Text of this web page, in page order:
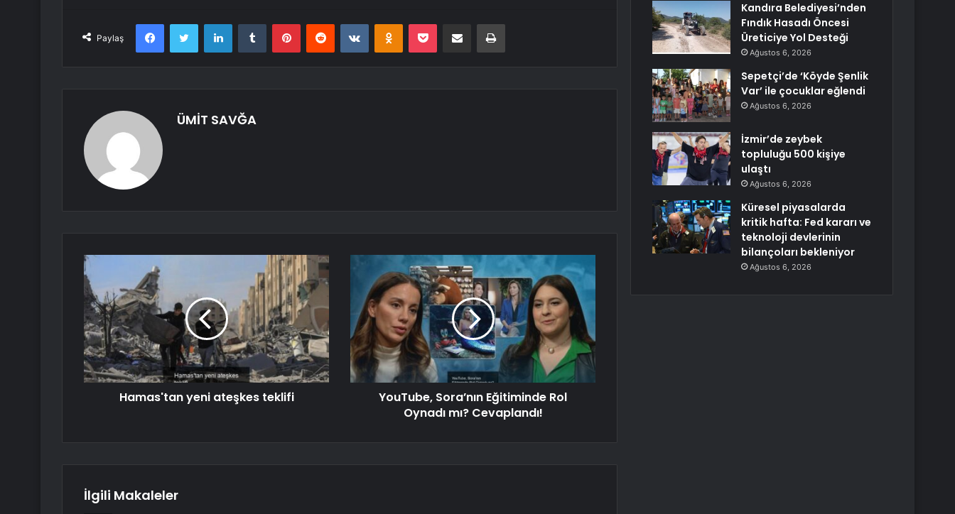
Paylaş
FacebookTwitter LinkedInTumblr PinterestReddit VKontakteOdnoklassniki
Pocket E-Posta ile paylaş Yazdır
ÜMİT SAVĞA
Hamas'tan yeni ateşkes teklifi
YouTube, Sora’nın Eğitiminde Rol
Oynadı mı? Cevaplandı!
İlgili Makaleler
Kandıra Belediyesi’nden
Fındık Hasadı Öncesi
Üreticiye Yol Desteği
Ağustos 6, 2026
Sepetçi’de ‘Köyde Şenlik
Var’ ile çocuklar eğlendi
Ağustos 6, 2026
İzmir’de zeybek
topluluğu 500 kişiye
ulaştı
Ağustos 6, 2026
Küresel piyasalarda
kritik hafta: Fed kararı ve
teknoloji devlerinin
bilançoları bekleniyor
Ağustos 6, 2026